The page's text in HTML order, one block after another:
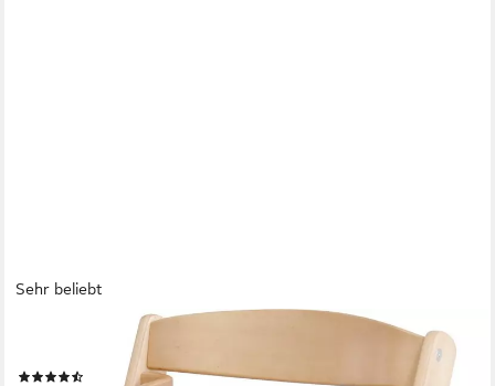
Sehr beliebt
Hochstuhl Treppenhochstuhl Sit up III, natur, aus Holz